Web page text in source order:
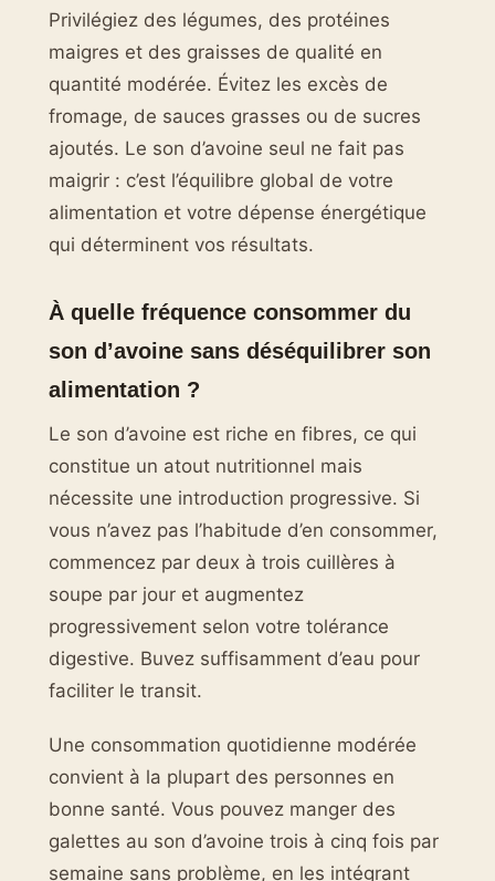
Privilégiez des légumes, des protéines
maigres et des graisses de qualité en
quantité modérée. Évitez les excès de
fromage, de sauces grasses ou de sucres
ajoutés. Le son d’avoine seul ne fait pas
maigrir : c’est l’équilibre global de votre
alimentation et votre dépense énergétique
qui déterminent vos résultats.
À quelle fréquence consommer du
son d’avoine sans déséquilibrer son
alimentation ?
Le son d’avoine est riche en fibres, ce qui
constitue un atout nutritionnel mais
nécessite une introduction progressive. Si
vous n’avez pas l’habitude d’en consommer,
commencez par deux à trois cuillères à
soupe par jour et augmentez
progressivement selon votre tolérance
digestive. Buvez suffisamment d’eau pour
faciliter le transit.
Une consommation quotidienne modérée
convient à la plupart des personnes en
bonne santé. Vous pouvez manger des
galettes au son d’avoine trois à cinq fois par
semaine sans problème, en les intégrant